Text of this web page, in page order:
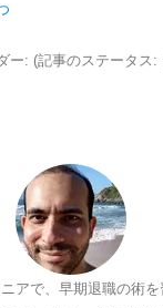
ー: (記事のステータス:
アで、早期退職の術